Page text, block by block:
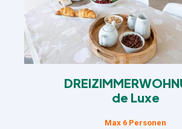
de Luxe
Max 6 Personen